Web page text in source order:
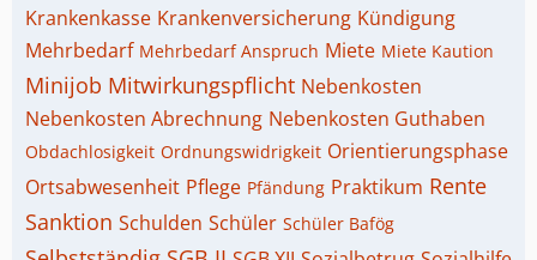
Krankenkasse Krankenversicherung Kündigung
Mehrbedarf Mehrbedarf Anspruch Miete Miete Kaution
Minijob Mitwirkungspflicht Nebenkosten
Nebenkosten Abrechnung Nebenkosten Guthaben
Obdachlosigkeit Ordnungswidrigkeit Orientierungsphase
Ortsabwesenheit Pflege Pfändung Praktikum Rente
Sanktion Schulden Schüler Schüler Bafög